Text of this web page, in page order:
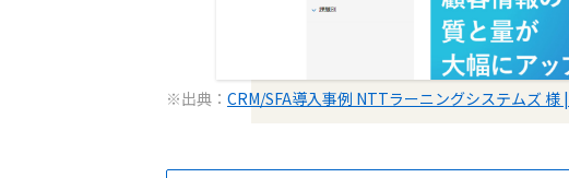
※出典： CRM/SFA導入事例 NTTラーニングシステムズ 様